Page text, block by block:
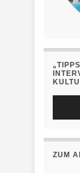
ZUM